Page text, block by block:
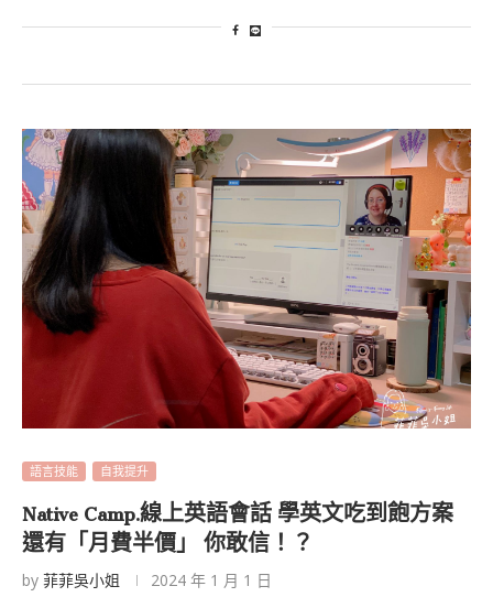
語言技能 自我提升
Native Camp.線上英語會話 學英文吃到飽方案
還有「月費半價」 你敢信！？
by 菲菲吳小姐 2024 年 1 月 1 日